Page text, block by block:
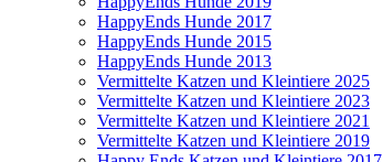
HappyEnds Hunde 2017
HappyEnds Hunde 2015
HappyEnds Hunde 2013
Vermittelte Katzen und Kleintiere 2025
Vermittelte Katzen und Kleintiere 2023
Vermittelte Katzen und Kleintiere 2021
Vermittelte Katzen und Kleintiere 2019